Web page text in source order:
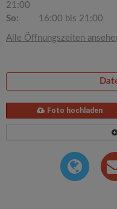
21:00
So:
16:00 bis 21:00
Alle Öffnungszeiten
Foto hochladen
t
i
o
n